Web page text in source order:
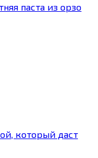
паста из орзо
который даст